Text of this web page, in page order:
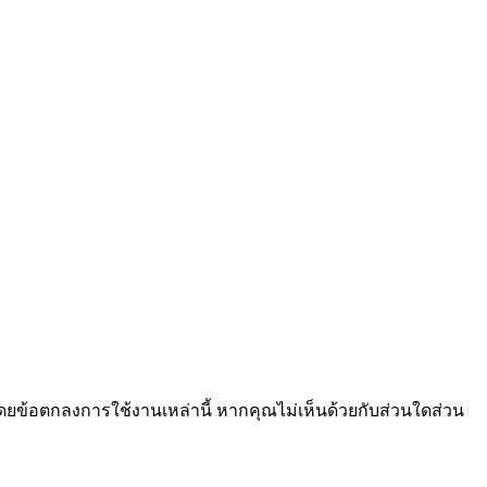
ข้อตกลงการใช้งานเหล่านี้ หากคุณไม่เห็นด้วยกับส่วนใดส่วน